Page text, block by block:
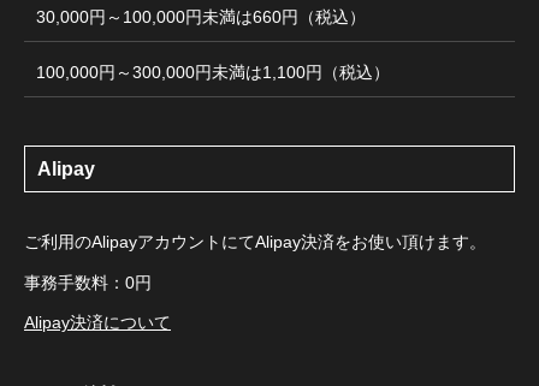
30,000円～100,000円未満は660円（税込）
100,000円～300,000円未満は1,100円（税込）
Alipay
ご利用のAlipayアカウントにてAlipay決済をお使い頂けます。
事務手数料：0円
Alipay決済について